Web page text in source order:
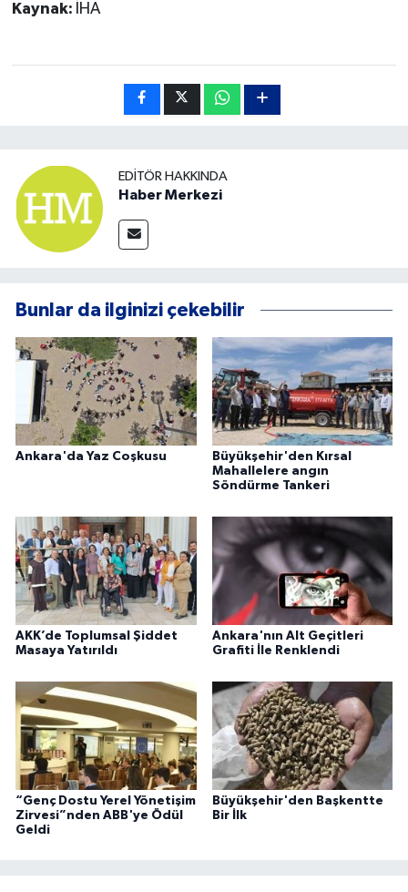
Kaynak: İHA
EDITÖR HAKKINDA
Haber Merkezi
Bunlar da ilginizi çekebilir
Ankara'da Yaz Coşkusu
Büyükşehir'den Kırsal
Mahallelere angın
Söndürme Tankeri
AKK’de Toplumsal Şiddet
Masaya Yatırıldı
Ankara'nın Alt Geçitleri
Grafiti İle Renklendi
“Genç Dostu Yerel Yönetişim
Zirvesi”nden ABB'ye Ödül
Geldi
Büyükşehir'den Başkentte
Bir İlk